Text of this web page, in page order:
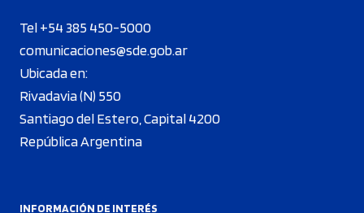
Tel +54 385 450-5000
comunicaciones@sde.gob.ar
Ubicada en:
Rivadavia (N) 550
Santiago del Estero, Capital 4200
República Argentina
INFORMACIÓN DE INTERÉS